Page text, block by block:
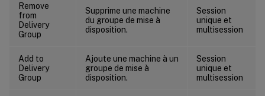
Remove
from
Delivery
Group
Supprime une machine
du groupe de mise à
disposition.
Session
unique et
multisession
Add to
Delivery
Group
Ajoute une machine à un
groupe de mise à
disposition.
Session
unique et
multisession